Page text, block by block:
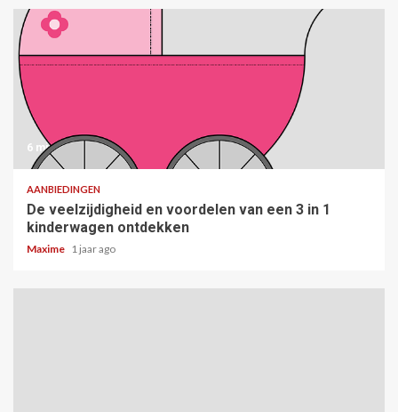
6 min read
AANBIEDINGEN
De veelzijdigheid en voordelen van een 3 in 1
kinderwagen ontdekken
Maxime 1 jaar ago